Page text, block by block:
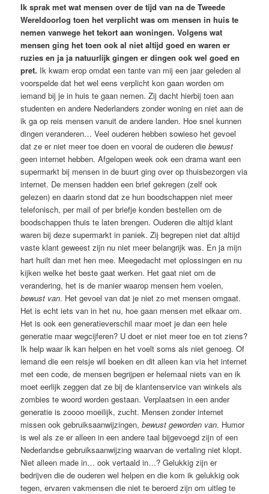
Ik sprak met wat mensen over de tijd van na de Tweede
Wereldoorlog toen het verplicht was om mensen in huis te
nemen vanwege het tekort aan woningen. Volgens wat
mensen ging het toen ook al niet altijd goed en waren er
ruzies en ja ja natuurlijk gingen er dingen ook wel goed en
pret. Ik kwam erop omdat een tante van mij een jaar geleden al
voorspelde dat het wel eens verplicht kon gaan worden om
iemand bij je in huis te gaan nemen. Zij dacht hierbij toen aan
studenten en andere Nederlanders zonder woning en niet aan de
ik ga op reis mensen vanuit de andere landen. Hoe snel kunnen
dingen veranderen… Veel ouderen hebben sowieso het gevoel
dat ze er niet meer toe doen en vooral de ouderen diebewust
geen internet hebben. Afgelopen week ook een drama want een
supermarkt bij mensen in de buurt ging over op thuisbezorgen via
internet. De mensen hadden een brief gekregen (zelf ook
gelezen) en daarin stond dat ze hun boodschappen niet meer
telefonisch, per mail of per briefje konden bestellen om de
boodschappen thuis te laten brengen. Ouderen die altijd klant
waren bij deze supermarkt in paniek. Zij begrepen niet dat altijd
vaste klant geweest zijn nu niet meer belangrijk was. En ja mijn
hart huilt dan met hen mee. Meegedacht met oplossingen en nu
kijken welke het beste gaat werken. Het gaat niet om de
verandering, het is de manier waarop mensen hem voelen,
bewust van. Het gevoel van dat je niet zo met mensen omgaat.
Het is echt iets van in het nu, hoe gaan mensen met elkaar om.
Het is ook een generatieverschil maar moet je dan een hele
generatie maar wegcijferen? U doet er niet meer toe en tot ziens?
Ik help waar ik kan helpen en het voelt soms als niet genoeg. Of
iemand die een reisje wil boeken en dit alleen kan via het internet
met een code, de mensen begrijpen er helemaal niets van en ik
moet eerlijk zeggen dat ze bij de klantenservice van winkels als
zombies te woord worden gestaan. Verplaatsen in een ander
generatie is zoooo moeilijk, zucht. Mensen zonder internet
missen ook gebruiksaanwijzingen,bewust geworden van. Humor
is wel als ze er alleen in een andere taal bijgevoegd zijn of een
Nederlandse gebruiksaanwijzing waarvan de vertaling niet klopt.
Niet alleen made in… ook vertaald in…? Gelukkig zijn er
bedrijven die de ouderen wel helpen en die kom ik gelukkig ook
tegen, ervaren vakmensen die niet te beroerd zijn om uitleg te